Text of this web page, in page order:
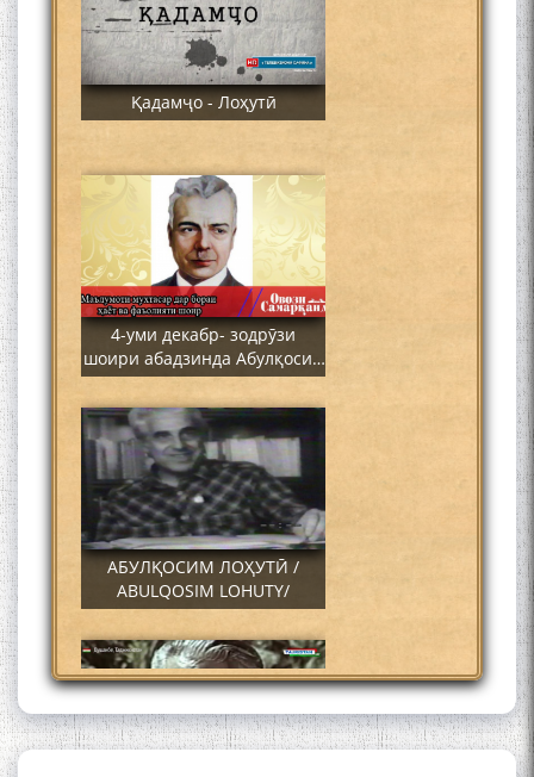
Қадамҷо - Лоҳутӣ
4-уми декабр- зодрӯзи
шоири абадзинда Абулқосим
Лоҳутӣ
АБУЛҚОСИМ ЛОҲУТӢ /
ABULQOSIM LOHUTY/